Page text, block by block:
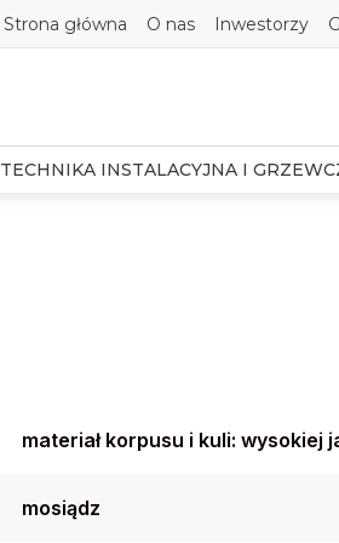
Strona główna O nas Inwestorzy
TECHNIKA INSTALACYJNA I
materiał korpusu i kuli: wysokiej
mosiądz